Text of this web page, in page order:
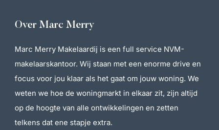
Over Marc Merry
Marc Merry Makelaardij is een full service NVM-
makelaarskantoor. Wij staan met een enorme drive en
focus voor jou klaar als het gaat om jouw woning. We
weten we hoe de woningmarkt in elkaar zit, zijn altijd
op de hoogte van alle ontwikkelingen en zetten
telkens dat ene stapje extra.